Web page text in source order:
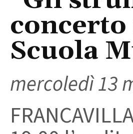
Scuola
mercoledì 13